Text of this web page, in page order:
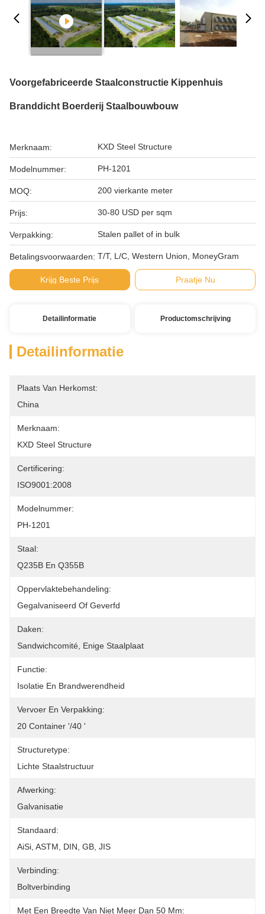
Voorgefabriceerde Staalconstructie Kippenhuis
Branddicht Boerderij Staalbouwbouw
Merknaam: KXD Steel Structure
Modelnummer: PH-1201
MOQ: 200 vierkante meter
Prijs: 30-80 USD per sqm
Verpakking: Stalen pallet of in bulk
Betalingsvoorwaarden: T/T, L/C, Western Union, MoneyGram
Krijg Beste Prijs Praatje Nu
Detailinformatie Productomschrijving
Detailinformatie
Plaats Van Herkomst:
China
Merknaam:
KXD Steel Structure
Certificering:
ISO9001:2008
Modelnummer:
PH-1201
Staal:
Q235B En Q355B
Oppervlaktebehandeling:
Gegalvaniseerd Of Geverfd
Daken:
Sandwichcomité, Enige Staalplaat
Functie:
Isolatie En Brandwerendheid
Vervoer En Verpakking:
20 Container '/40 '
Structuretype:
Lichte Staalstructuur
Afwerking:
Galvanisatie
Standaard:
AiSi, ASTM, DIN, GB, JIS
Verbinding:
Boltverbinding
Met Een Breedte Van Niet Meer Dan 50 Mm: